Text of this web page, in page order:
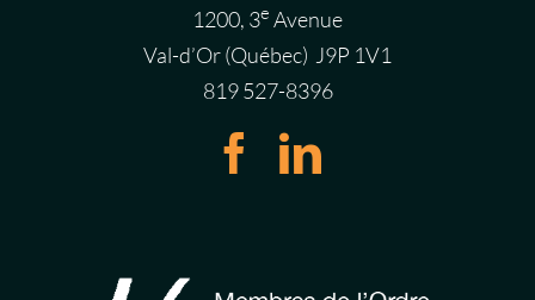
1200, 3e Avenue
Val-d’Or (Québec) J9P 1V1
819 527-8396